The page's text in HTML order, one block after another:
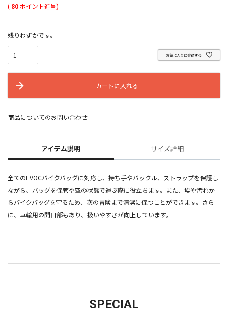
( 80ポイント進呈)
残りわずかです。
お気に入りに登録する
カートに入れる
商品についてのお問い合わせ
アイテム説明 サイズ詳細
全てのEVOCバイクバッグに対応し、持ち手やバックル、ストラップを保護し
ながら、バッグを保管や空の状態で運ぶ際に役立ちます。また、埃や汚れか
らバイクバッグを守るため、次の冒険まで清潔に保つことができます。さら
に、車輪用の開口部もあり、扱いやすさが向上しています。
SPECIAL